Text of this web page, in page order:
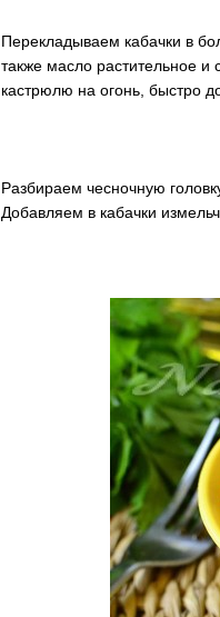
Перекладываем кабачки в
также масло растительное
кастрюлю на огонь, быстро
Разбираем чесночную
Добавляем в кабачки